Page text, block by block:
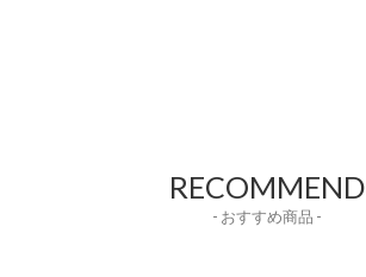
RECOMMEND
- おすすめ商品 -